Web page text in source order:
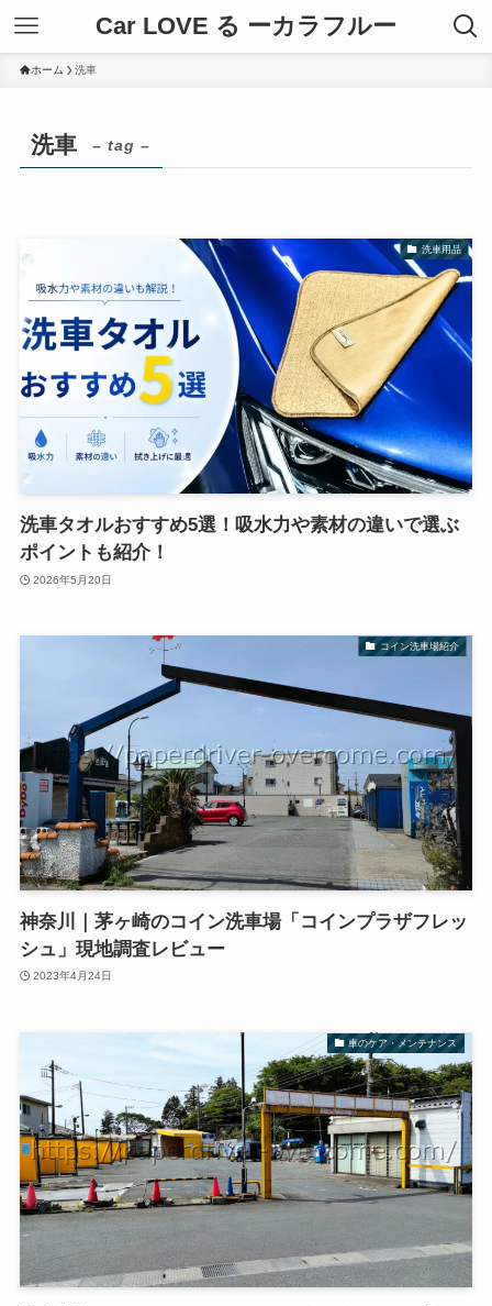
Car LOVE る ーカラフルー
ホーム 洗車
洗車 – tag –
洗車用品
洗車タオルおすすめ5選！吸水力や素材の違いで選ぶ
ポイントも紹介！
2026年5月20日
コイン洗車場紹介
神奈川｜茅ヶ崎のコイン洗車場「コインプラザフレッ
シュ」現地調査レビュー
2023年4月24日
車のケア・メンテナンス